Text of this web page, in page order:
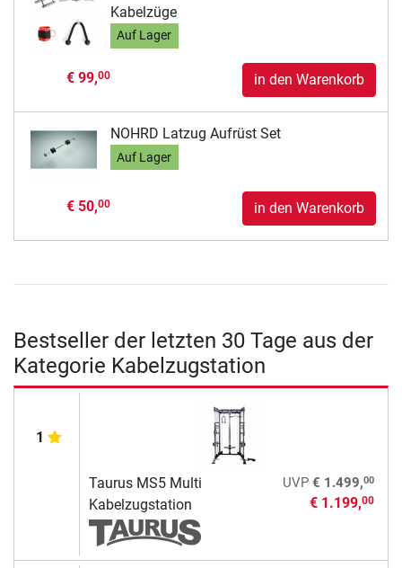
Kabelzüge
Auf Lager
€ 99,00 in den Warenkorb
NOHRD Latzug Aufrüst Set
Auf Lager
€ 50,00 in den Warenkorb
Bestseller der letzten 30 Tage aus der
Kategorie Kabelzugstation
1
Taurus MS5 Multi
Kabelzugstation
UVP € 1.499,00
€ 1.199,00